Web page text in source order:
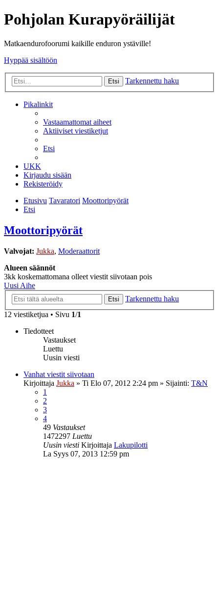
Pohjolan Kurapyöräilijät
Matkaendurofoorumi kaikille enduron ystäville!
Hyppää sisältöön
Etsi Tarkennettu haku
Pikalinkit
Vastaamattomat aiheet
Aktiiviset viestiketjut
Etsi
UKK
Kirjaudu sisään
Rekisteröidy
Etusivu Tavaratori Moottoripyörät
Etsi
Moottoripyörät
Valvojat: Jukka, Moderaattorit
Alueen säännöt
3kk koskemattomana olleet viestit siivotaan pois
Uusi Aihe
Etsi
Tarkennettu haku
12 viestiketjua • Sivu 1/1
Tiedotteet
Vastaukset
Luettu
Uusin viesti
Vanhat viestit siivotaan
Kirjoittaja Jukka » Ti Elo 07, 2012 2:24 pm » Sijainti: T&N
1
2
3
4
49 Vastaukset
1472297 Luettu
Uusin viesti Kirjoittaja Lakupilotti
La Syys 07, 2013 12:59 pm